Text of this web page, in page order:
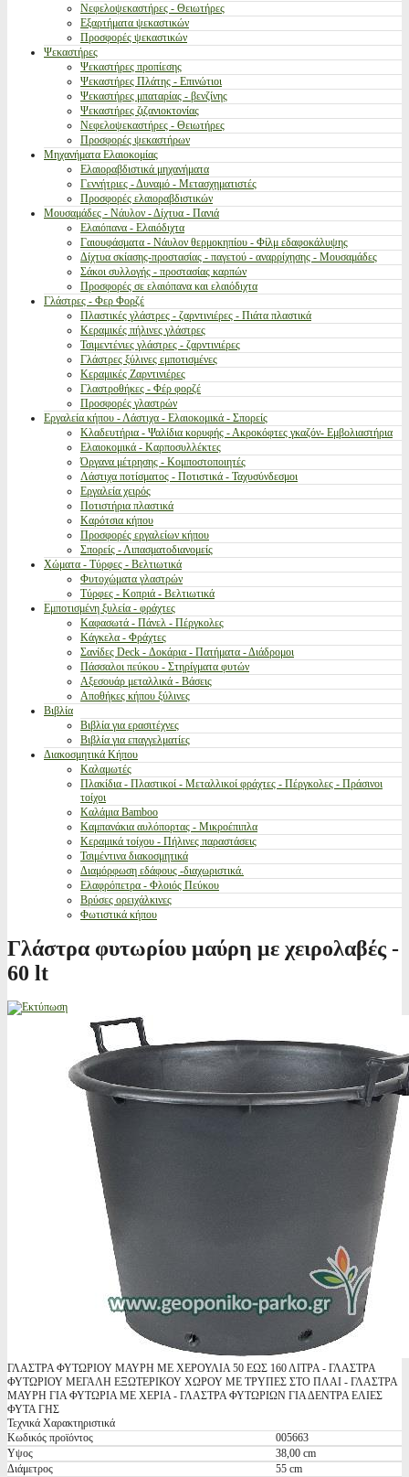
Νεφελοψεκαστήρες - Θειωτήρες
Εξαρτήματα ψεκαστικών
Προσφορές ψεκαστικών
Ψεκαστήρες
Ψεκαστήρες προπίεσης
Ψεκαστήρες Πλάτης - Επινώτιοι
Ψεκαστήρες μπαταρίας - βενζίνης
Ψεκαστήρες ζιζανιοκτονίας
Νεφελοψεκαστήρες - Θειωτήρες
Προσφορές ψεκαστήρων
Μηχανήματα Ελαιοκομίας
Ελαιοραβδιστικά μηχανήματα
Γεννήτριες - Δυναμό - Μετασχηματιστές
Προσφορές ελαιοραβδιστικών
Μουσαμάδες - Νάυλον - Δίχτυα - Πανιά
Ελαιόπανα - Ελαιόδιχτα
Γαιουφάσματα - Νάυλον θερμοκηπίου - Φίλμ εδαφοκάλυψης
Δίχτυα σκίασης-προστασίας - παγετού - αναρρίχησης - Μουσαμάδες
Σάκοι συλλογής - προστασίας καρπών
Προσφορές σε ελαιόπανα και ελαιόδιχτα
Γλάστρες - Φερ Φορζέ
Πλαστικές γλάστρες - ζαρντινιέρες - Πιάτα πλαστικά
Κεραμικές πήλινες γλάστρες
Τσιμεντένιες γλάστρες - ζαρντινιέρες
Γλάστρες ξύλινες εμποτισμένες
Κεραμικές Ζαρντινιέρες
Γλαστροθήκες - Φέρ φορζέ
Προσφορές γλαστρών
Εργαλεία κήπου - Λάστιχα - Ελαιοκομικά - Σπορείς
Κλαδευτήρια - Ψαλίδια κορυφής - Ακροκόφτες γκαζόν- Εμβολιαστήρια
Ελαιοκομικά - Καρποσυλλέκτες
Όργανα μέτρησης - Κομποστοποιητές
Λάστιχα ποτίσματος - Ποτιστικά - Ταχυσύνδεσμοι
Εργαλεία χειρός
Ποτιστήρια πλαστικά
Καρότσια κήπου
Προσφορές εργαλείων κήπου
Σπορείς - Λιπασματοδιανομείς
Χώματα - Τύρφες - Βελτιωτικά
Φυτοχώματα γλαστρών
Τύρφες - Κοπριά - Βελτιωτικά
Εμποτισμένη ξυλεία - φράχτες
Καφασωτά - Πάνελ - Πέργκολες
Κάγκελα - Φράχτες
Σανίδες Deck - Δοκάρια - Πατήματα - Διάδρομοι
Πάσσαλοι πεύκου - Στηρίγματα φυτών
Αξεσουάρ μεταλλικά - Βάσεις
Αποθήκες κήπου ξύλινες
Βιβλία
Βιβλία για ερασιτέχνες
Βιβλία για επαγγελματίες
Διακοσμητικά Κήπου
Καλαμωτές
Πλακίδια - Πλαστικοί - Μεταλλικοί φράχτες - Πέργκολες - Πράσινοι
τοίχοι
Καλάμια Bamboo
Καμπανάκια αυλόπορτας - Μικροέπιπλα
Κεραμικά τοίχου - Πήλινες παραστάσεις
Τσιμέντινα διακοσμητικά
Διαμόρφωση εδάφους -διαχωριστικά.
Ελαφρόπετρα - Φλοιός Πεύκου
Βρύσες ορειχάλκινες
Φωτιστικά κήπου
Γλάστρα φυτωρίου μαύρη με χειρολαβές -
60 lt
ΓΛΑΣΤΡΑ ΦΥΤΩΡΙΟΥ ΜΑΥΡΗ ΜΕ ΧΕΡΟΥΛΙΑ 50 ΕΩΣ 160 ΛΙΤΡΑ - ΓΛΑΣΤΡΑ
ΦΥΤΩΡΙΟΥ ΜΕΓΑΛΗ ΕΞΩΤΕΡΙΚΟΥ ΧΩΡΟΥ ΜΕ ΤΡΥΠΕΣ ΣΤΟ ΠΛΑΙ - ΓΛΑΣΤΡΑ
ΜΑΥΡΗ ΓΙΑ ΦΥΤΩΡΙΑ ΜΕ ΧΕΡΙΑ - ΓΛΑΣΤΡΑ ΦΥΤΩΡΙΩΝ ΓΙΑ ΔΕΝΤΡΑ ΕΛΙΕΣ
ΦΥΤΑ ΓΗΣ
Τεχνικά Χαρακτηριστικά
Κωδικός προϊόντος
005663
Υψος
38,00 cm
Διάμετρος
55 cm